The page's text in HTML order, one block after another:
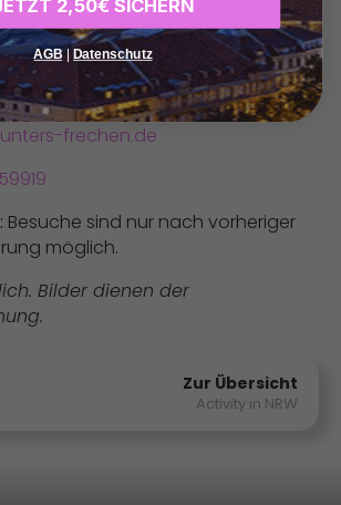
ist nicht mit anderen Aktionen oder
20, 50226 Frechen
frechen.de
Besuche sind nur nach vorheriger
möglich.
Bilder dienen der
Zur Übersicht
Activity in NRW
2,50€ SICHERN
AGB| Datenschutz